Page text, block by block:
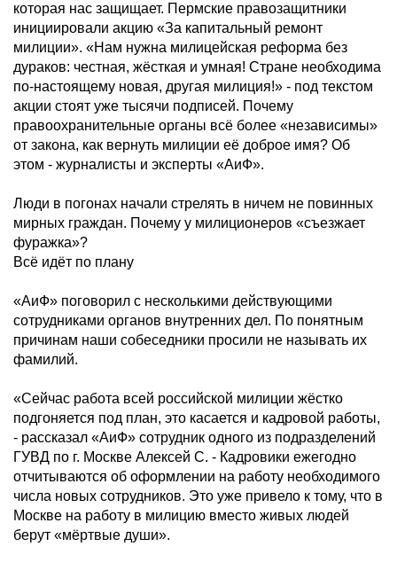
которая нас защищает. Пермские правозащитники
инициировали акцию «За капитальный ремонт
милиции». «Нам нужна милицейская реформа без
дураков: честная, жёсткая и умная! Стране необходима
по-настоящему новая, другая милиция!» - под текстом
акции стоят уже тысячи подписей. Почему
правоохранительные органы всё более «независимы»
от закона, как вернуть милиции её доброе имя? Об
этом - журналисты и эксперты «АиФ».
Люди в погонах начали стрелять в ничем не повинных
мирных граждан. Почему у милиционеров «съезжает
фуражка»?
Всё идёт по плану
«АиФ» поговорил с несколькими действующими
сотрудниками органов внутренних дел. По понятным
причинам наши собеседники просили не называть их
фамилий.
«Сейчас работа всей российской милиции жёстко
подгоняется под план, это касается и кадровой работы,
- рассказал «АиФ» сотрудник одного из подразделений
ГУВД по г. Москве Алексей С. - Кадровики ежегодно
отчитываются об оформлении на работу необходимого
числа новых сотрудников. Это уже привело к тому, что в
Москве на работу в милицию вместо живых людей
берут «мёртвые души».